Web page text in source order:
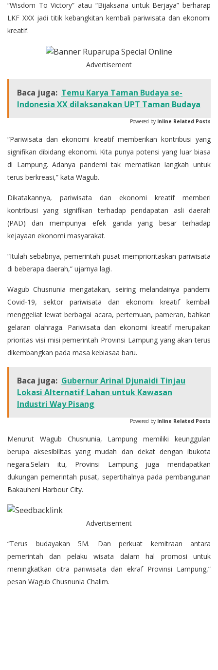
“Wisdom To Victory” atau “Bijaksana untuk Berjaya” berharap
LKF XXX jadi titik kebangkitan kembali pariwisata dan ekonomi
kreatif.
Advertisement
Baca juga: Temu Karya Taman Budaya se-
Indonesia XX dilaksanakan UPT Taman Budaya
Powered by Inline Related Posts
“Pariwisata dan ekonomi kreatif memberikan kontribusi yang
signifikan dibidang ekonomi. Kita punya potensi yang luar biasa
di Lampung. Adanya pandemi tak mematikan langkah untuk
terus berkreasi,” kata Wagub.
Dikatakannya, pariwisata dan ekonomi kreatif memberi
kontribusi yang signifikan terhadap pendapatan asli daerah
(PAD) dan mempunyai efek ganda yang besar terhadap
kejayaan ekonomi masyarakat.
“Itulah sebabnya, pemerintah pusat memprioritaskan pariwisata
di beberapa daerah,” ujarnya lagi.
Wagub Chusnunia mengatakan, seiring melandainya pandemi
Covid-19, sektor pariwisata dan ekonomi kreatif kembali
menggeliat lewat berbagai acara, pertemuan, pameran, bahkan
gelaran olahraga. Pariwisata dan ekonomi kreatif merupakan
prioritas visi misi pemerintah Provinsi Lampung yang akan terus
dikembangkan pada masa kebiasaa baru.
Baca juga: Gubernur Arinal Djunaidi Tinjau
Lokasi Alternatif Lahan untuk Kawasan
Industri Way Pisang
Powered by Inline Related Posts
Menurut Wagub Chusnunia, Lampung memiliki keunggulan
berupa aksesibilitas yang mudah dan dekat dengan ibukota
negara.Selain itu, Provinsi Lampung juga mendapatkan
dukungan pemerintah pusat, sepertihalnya pada pembangunan
Bakauheni Harbour City.
Advertisement
“Terus budayakan 5M. Dan perkuat kemitraan antara
pemerintah dan pelaku wisata dalam hal promosi untuk
meningkatkan citra pariwisata dan ekraf Provinsi Lampung,”
pesan Wagub Chusnunia Chalim.